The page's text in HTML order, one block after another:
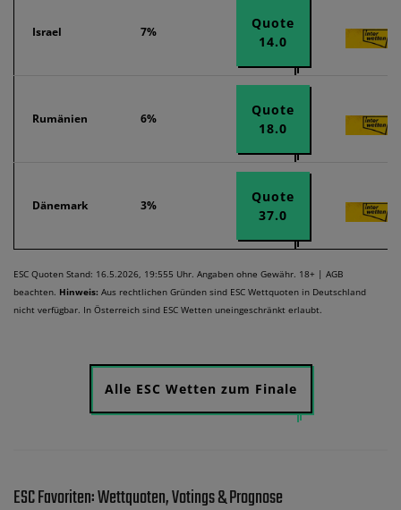
Israel 7%
Quote
14.0
Rumänien 6%
Quote
18.0
Dänemark 3%
Quote
37.0
ESC Quoten Stand: 16.5.2026, 19:555 Uhr. Angaben ohne Gewähr. 18+ | AGB
beachten. Hinweis: Aus rechtlichen Gründen sind ESC Wettquoten in Deutschland
nicht verfügbar. In Österreich sind ESC Wetten uneingeschränkt erlaubt.
Alle ESC Wetten zum Finale
ESC Favoriten: Wettquoten, Votings & Prognose